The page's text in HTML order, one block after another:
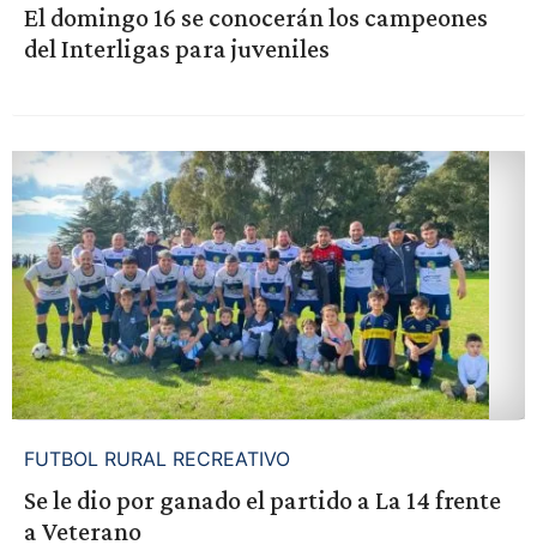
El domingo 16 se conocerán los campeones
del Interligas para juveniles
FUTBOL RURAL RECREATIVO
Se le dio por ganado el partido a La 14 frente
a Veterano